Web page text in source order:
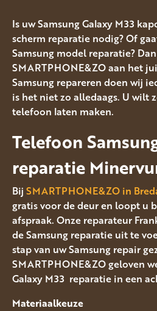
Is uw Samsung Galaxy M33
scherm reparatie nodig? Of
Samsung model reparatie?
SMARTPHONE&ZO aan het
Samsung repareren doen wij
is het niet zo alledaags. U wilt
telefoon laten maken.
Telefoon
reparatie
Bij SMARTPHONE&ZO in
gratis voor de deur en loopt u
afspraak. Onze reparateur
de Samsung reparatie uit te
stap van uw Samsung repair
SMARTPHONE&ZO geloven
Galaxy M33 reparatie in een
Materiaalkeuze